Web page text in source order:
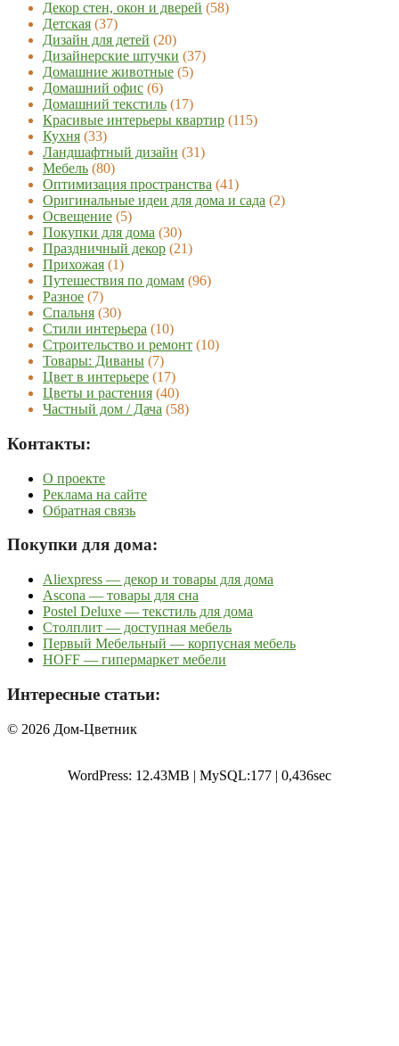
Декор стен, окон и дверей (58)
Детская (37)
Дизайн для детей (20)
Дизайнерские штучки (37)
Домашние животные (5)
Домашний офис (6)
Домашний текстиль (17)
Красивые интерьеры квартир (115)
Кухня (33)
Ландшафтный дизайн (31)
Мебель (80)
Оптимизация пространства (41)
Оригинальные идеи для дома и сада (2)
Освещение (5)
Покупки для дома (30)
Праздничный декор (21)
Прихожая (1)
Путешествия по домам (96)
Разное (7)
Спальня (30)
Стили интерьера (10)
Строительство и ремонт (10)
Товары: Диваны (7)
Цвет в интерьере (17)
Цветы и растения (40)
Частный дом / Дача (58)
Контакты:
О проекте
Реклама на сайте
Обратная связь
Покупки для дома:
Aliexpress — декор и товары для дома
Ascona — товары для сна
Postel Deluxe — текстиль для дома
Столплит — доступная мебель
Первый Мебельный — корпусная мебель
HOFF — гипермаркет мебели
Интересные статьи:
© 2026 Дом-Цветник
WordPress: 12.43MB | MySQL:177 | 0,436sec